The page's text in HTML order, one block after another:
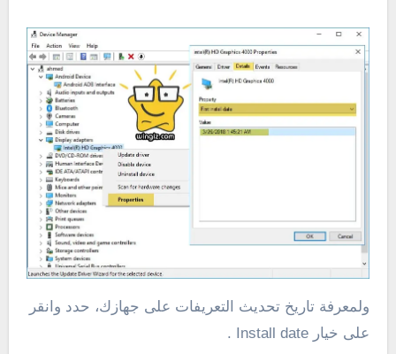
ولمعرفة تاريخ تحديث التعريفات على جهازك، حدد وانقر
على خيار Install date .